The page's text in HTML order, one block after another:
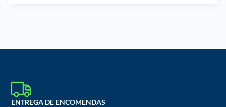
ENTREGA DE ENCOMENDAS